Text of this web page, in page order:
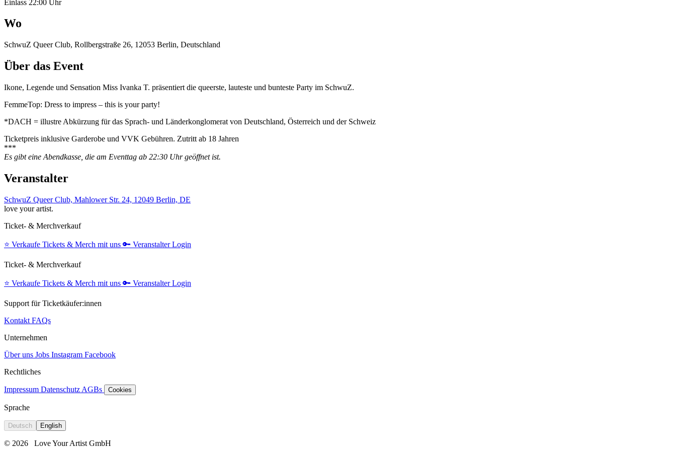
Einlass 22:00 Uhr
Wo
SchwuZ Queer Club, Rollbergstraße 26, 12053 Berlin, Deutschland
Über das Event
Ikone, Legende und Sensation Miss Ivanka T. präsentiert die queerste, lauteste und bunteste Party im SchwuZ.
FemmeTop: Dress to impress – this is your party!
*DACH = illustre Abkürzung für das Sprach- und Länderkonglomerat von Deutschland, Österreich und der Schweiz
Ticketpreis inklusive Garderobe und VVK Gebühren. Zutritt ab 18 Jahren
***
Es gibt eine Abendkasse, die am Eventtag ab 22:30 Uhr geöffnet ist.
Veranstalter
SchwuZ Queer Club, Mahlower Str. 24, 12049 Berlin, DE
love your artist.
Ticket- & Merchverkauf
⭐️ Verkaufe Tickets & Merch mit uns 🔑 Veranstalter Login
Ticket- & Merchverkauf
⭐️ Verkaufe Tickets & Merch mit uns 🔑 Veranstalter Login
Support für Ticketkäufer:innen
Kontakt FAQs
Unternehmen
Über uns Jobs Instagram Facebook
Rechtliches
Impressum Datenschutz AGBs Cookies
Sprache
Deutsch English
© 2026 Love Your Artist GmbH